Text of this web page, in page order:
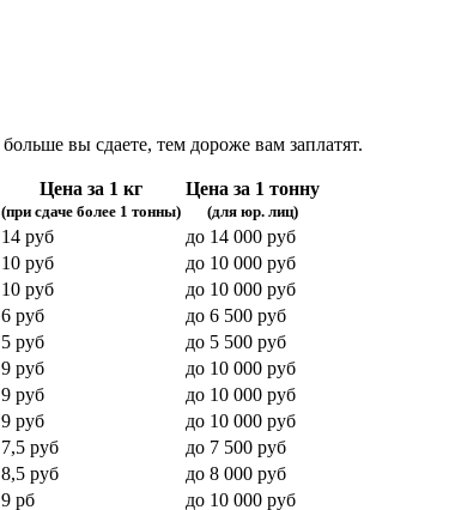
вы сдаете, тем дороже вам заплатят.
Цена за 1 кг
(при сдаче более 1 тонны)
Цена за 1 тонну
(для юр. лиц)
14 руб
до 14 000 руб
10 руб
до 10 000 руб
10 руб
до 10 000 руб
6 руб
до 6 500 руб
5 руб
до 5 500 руб
9 руб
до 10 000 руб
9 руб
до 10 000 руб
9 руб
до 10 000 руб
7,5 руб
до 7 500 руб
8,5 руб
до 8 000 руб
9 рб
до 10 000 руб